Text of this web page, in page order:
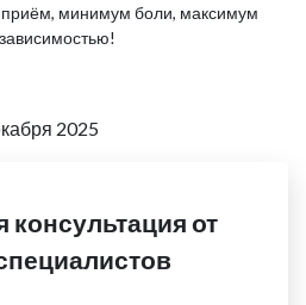
минимум боли, максимум
2025
консультация от